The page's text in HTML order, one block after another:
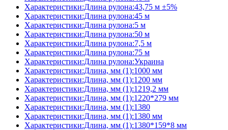
Характеристики:Длина рулона:43,75 м ±5%
Характеристики:Длина рулона:45 м
Характеристики:Длина рулона:5 м
Характеристики:Длина рулона:50 м
Характеристики:Длина рулона:7,5 м
Характеристики:Длина рулона:75 м
Характеристики:Длина рулона:Украина
Характеристики:Длина, мм (1):1000 мм
Характеристики:Длина, мм (1):1200 мм
Характеристики:Длина, мм (1):1219,2 мм
Характеристики:Длина, мм (1):1220*279 мм
Характеристики:Длина, мм (1):1380
Характеристики:Длина, мм (1):1380 мм
Характеристики:Длина, мм (1):1380*159*8 мм